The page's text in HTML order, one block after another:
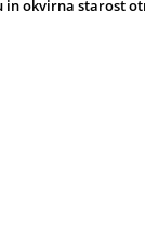
in okvirna starost